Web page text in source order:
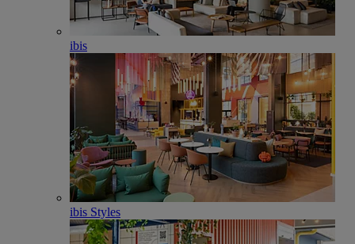
ibis
ibis Styles